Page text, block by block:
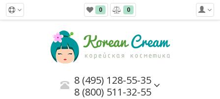
0 0
8 (495) 128-55-35
8 (800) 511-32-55